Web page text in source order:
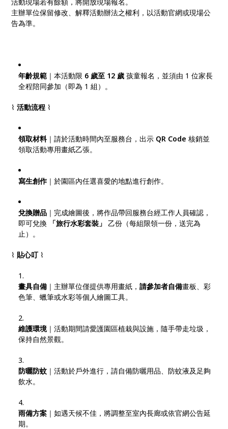
主辦單位保留修改、解釋活動辦法之權利，以活動官網或現場公
告為準。
年齡規範 ｜本活動限 6 歲至 12 歲 孩童報名，並須由 1 位家長
全程陪同參加（即為 1 組）。
⌇活動流程 ⌇
領取材料｜請於活動時間內至服務台，出示 QR Code 核銷並
領取活動專用畫紙乙張。
寫生創作｜於園區內任選喜愛的地點進行創作。
兌換贈品 ｜完成繪圖後，將作品帶回服務台經工作人員確認，
即可兌換
「旅行水彩套裝」 乙份（每組限領一份，送完為
止）。
⌇ 貼心叮⌇
畫具自備 ｜主辦單位僅提供專用畫紙，請參加者自備畫板、彩
色筆、蠟筆或水彩等個人繪圖工具。
維護環境｜活動期間請愛護園區植栽與設施，隨手帶走垃圾，
保持自然景觀。
防曬防蚊｜活動於戶外進行，請自備防曬用品、防蚊液及足夠
飲水。
雨備方案 ｜如遇天候不佳，將調整至室內長廊或依官網公告延
期。